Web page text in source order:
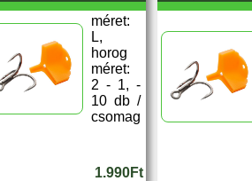
méret:
L,
horog
méret:
2 - 1, -
10 db /
csomag
1.990Ft